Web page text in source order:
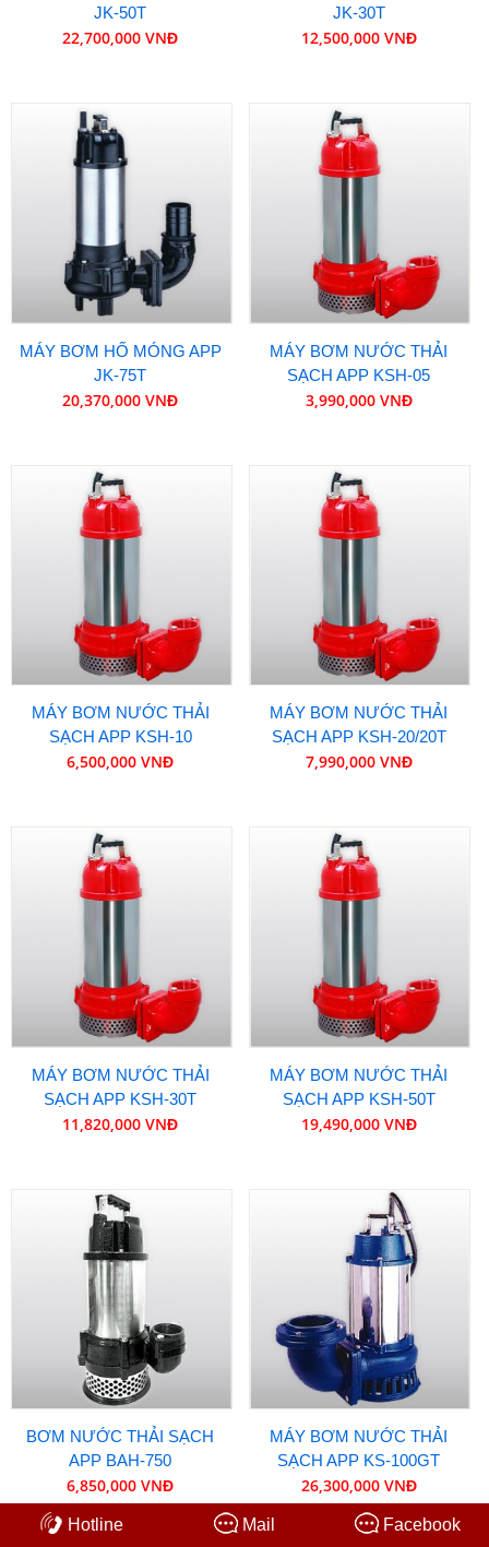
Hotline Mail Facebook
JK-50T
22,700,000 VNĐ
JK-30T
12,500,000 VNĐ
MÁY BƠM HỐ MÓNG APP
JK-75T
20,370,000 VNĐ
MÁY BƠM NƯỚC THẢI
SẠCH APP KSH-05
3,990,000 VNĐ
MÁY BƠM NƯỚC THẢI
SẠCH APP KSH-10
6,500,000 VNĐ
MÁY BƠM NƯỚC THẢI
SẠCH APP KSH-20/20T
7,990,000 VNĐ
MÁY BƠM NƯỚC THẢI
SẠCH APP KSH-30T
11,820,000 VNĐ
MÁY BƠM NƯỚC THẢI
SẠCH APP KSH-50T
19,490,000 VNĐ
BƠM NƯỚC THẢI SẠCH
APP BAH-750
6,850,000 VNĐ
MÁY BƠM NƯỚC THẢI
SẠCH APP KS-100GT
26,300,000 VNĐ